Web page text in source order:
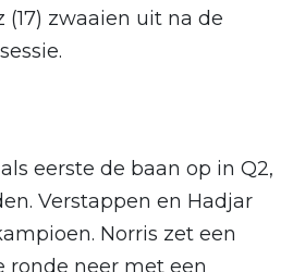
(17) zwaaien uit na de
eerste de baan op in Q2,
Verstappen en Hadjar
Norris zet een
ronde neer met een